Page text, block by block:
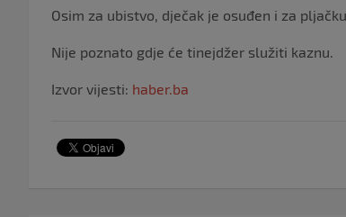
Osim za ubistvo, dječak je osuđen i za
Nije poznato gdje će tinejdžer služiti kaznu.
Izvor vijesti: haber.ba